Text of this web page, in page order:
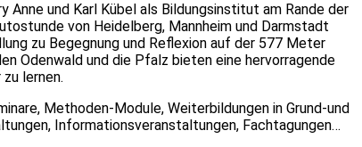
und Karl Kübel als Bildungsinstitut am Rande der
von Heidelberg, Mannheim und Darmstadt
zu Begegnung und Reflexion auf der 577 Meter
Odenwald und die Pfalz bieten eine hervorragende
lernen.
Methoden-Module, Weiterbildungen in Grund-und
Informationsveranstaltungen, Fachtagungen…